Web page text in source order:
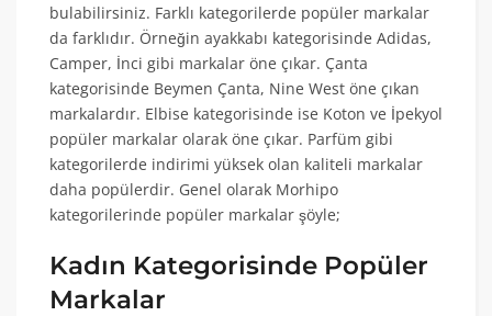
bulabilirsiniz. Farklı kategorilerde popüler markalar
da farklıdır. Örneğin ayakkabı kategorisinde Adidas,
Camper, İnci gibi markalar öne çıkar. Çanta
kategorisinde Beymen Çanta, Nine West öne çıkan
markalardır. Elbise kategorisinde ise Koton ve İpekyol
popüler markalar olarak öne çıkar. Parfüm gibi
kategorilerde indirimi yüksek olan kaliteli markalar
daha popülerdir. Genel olarak Morhipo
kategorilerinde popüler markalar şöyle;
Kadın Kategorisinde Popüler
Markalar